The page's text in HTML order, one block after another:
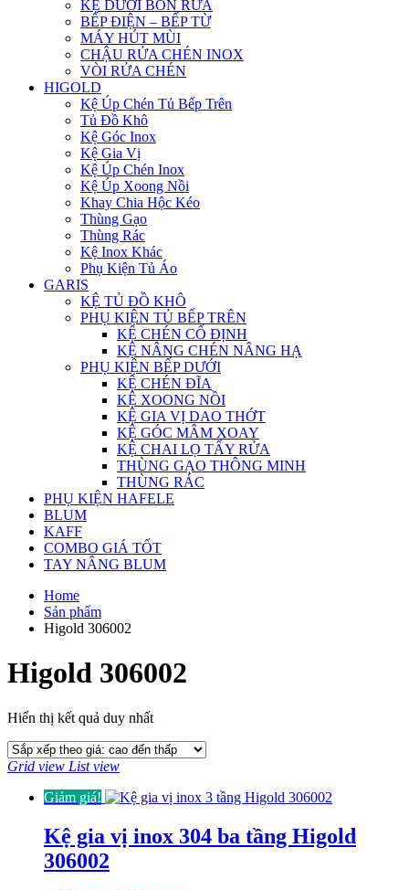
KỆ DƯỚI BỒN RỬA
BẾP ĐIỆN – BẾP TỪ
MÁY HÚT MÙI
CHẬU RỬA CHÉN INOX
VÒI RỬA CHÉN
HIGOLD
Kệ Úp Chén Tủ Bếp Trên
Tủ Đồ Khô
Kệ Góc Inox
Kệ Gia Vị
Kệ Úp Chén Inox
Kệ Úp Xoong Nồi
Khay Chia Hộc Kéo
Thùng Gạo
Thùng Rác
Kệ Inox Khác
Phụ Kiện Tủ Áo
GARIS
KỆ TỦ ĐỒ KHÔ
PHỤ KIỆN TỦ BẾP TRÊN
KỆ CHÉN CỐ ĐỊNH
KỆ NÂNG CHÉN NÂNG HẠ
PHỤ KIỆN BẾP DƯỚI
KỆ CHÉN ĐĨA
KỆ XOONG NỒI
KỆ GIA VỊ DAO THỚT
KỆ GÓC MÂM XOAY
KỆ CHAI LỌ TẨY RỬA
THÙNG GẠO THÔNG MINH
THÙNG RÁC
PHỤ KIỆN HAFELE
BLUM
KAFF
COMBO GIÁ TỐT
TAY NÂNG BLUM
Home
Sản phẩm
Higold 306002
Higold 306002
Hiển thị kết quả duy nhất
Grid view List view
Giảm giá!
Kệ gia vị inox 304 ba tầng Higold
306002